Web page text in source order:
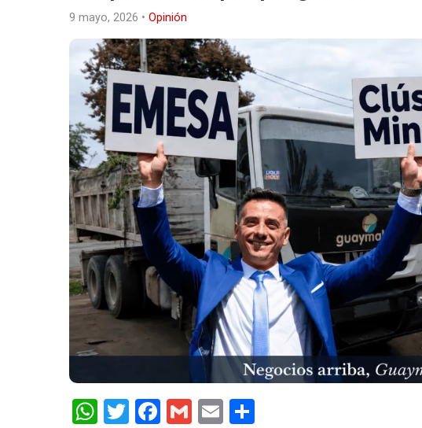
9 mayo, 2026 • Opinión
W
T
F
G
E